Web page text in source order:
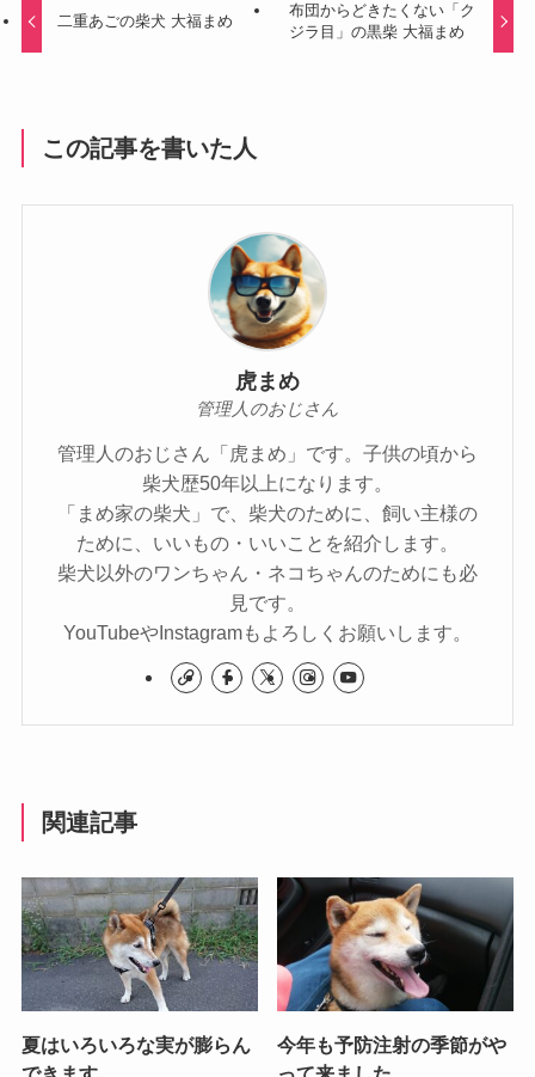
二重あごの柴犬 大福まめ
布団からどきたくない「ク
ジラ目」の黒柴 大福まめ
この記事を書いた人
虎まめ
管理人のおじさん
管理人のおじさん「虎まめ」です。子供の頃から
柴犬歴50年以上になります。
「まめ家の柴犬」で、柴犬のために、飼い主様の
ために、いいもの・いいことを紹介します。
柴犬以外のワンちゃん・ネコちゃんのためにも必
見です。
YouTubeやInstagramもよろしくお願いします。
関連記事
夏はいろいろな実が膨らん
今年も予防注射の季節がや